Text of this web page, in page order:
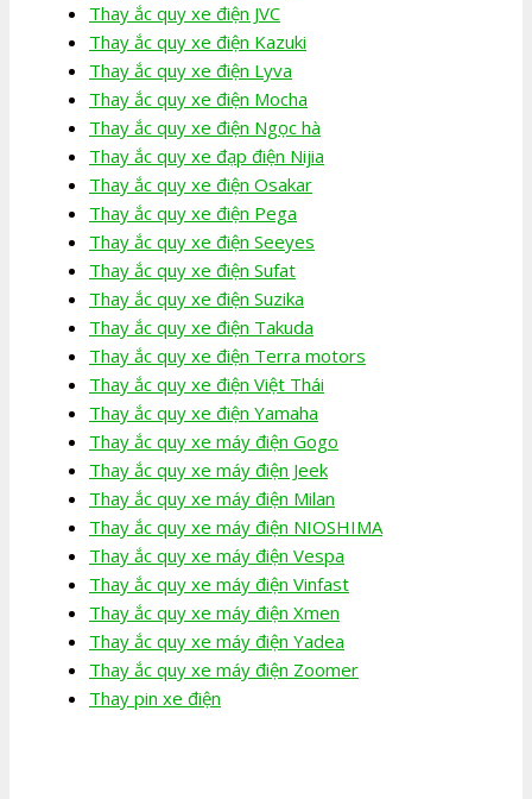
Thay ắc quy xe điện JVC
Thay ắc quy xe điện Kazuki
Thay ắc quy xe điện Lyva
Thay ắc quy xe điện Mocha
Thay ắc quy xe điện Ngọc hà
Thay ắc quy xe đạp điện Nijia
Thay ắc quy xe điện Osakar
Thay ắc quy xe điện Pega
Thay ắc quy xe điện Seeyes
Thay ắc quy xe điện Sufat
Thay ắc quy xe điện Suzika
Thay ắc quy xe điện Takuda
Thay ắc quy xe điện Terra motors
Thay ắc quy xe điện Việt Thái
Thay ắc quy xe điện Yamaha
Thay ắc quy xe máy điện Gogo
Thay ắc quy xe máy điện Jeek
Thay ắc quy xe máy điện Milan
Thay ắc quy xe máy điện NIOSHIMA
Thay ắc quy xe máy điện Vespa
Thay ắc quy xe máy điện Vinfast
Thay ắc quy xe máy điện Xmen
Thay ắc quy xe máy điện Yadea
Thay ắc quy xe máy điện Zoomer
Thay pin xe điện